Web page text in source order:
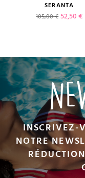
SERANTA
Prix de base
105,00 € Prix
52,50 €
INSCRIVEZ-
NOTRE